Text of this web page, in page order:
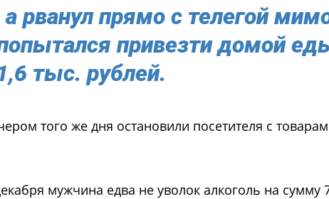
а рванул прямо с телегой
привезти домой
тыс. рублей.
того же дня остановили посетителя с
мужчина едва не уволок алкоголь на сумму